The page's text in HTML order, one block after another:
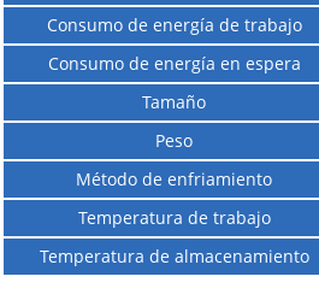
Consumo de energía de trabajo
Consumo de energía en espera
Tamaño
Peso
Método de enfriamiento
Temperatura de trabajo
Temperatura de almacenamiento